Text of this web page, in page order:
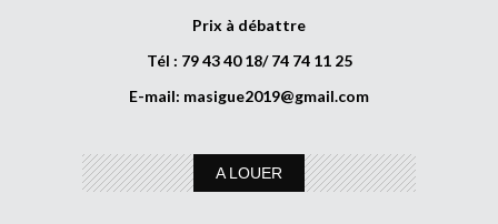
Prix à débattre
Tél : 79 43 40 18/ 74 74 11 25
E-mail: masigue2019@gmail.com
A LOUER